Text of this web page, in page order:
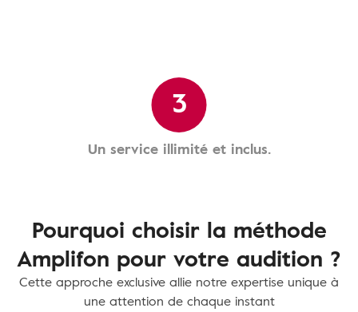
3
Un service illimité et inclus.
Pourquoi choisir la méthode
Amplifon pour votre audition ?
Cette approche exclusive allie notre expertise unique à
une attention de chaque instant